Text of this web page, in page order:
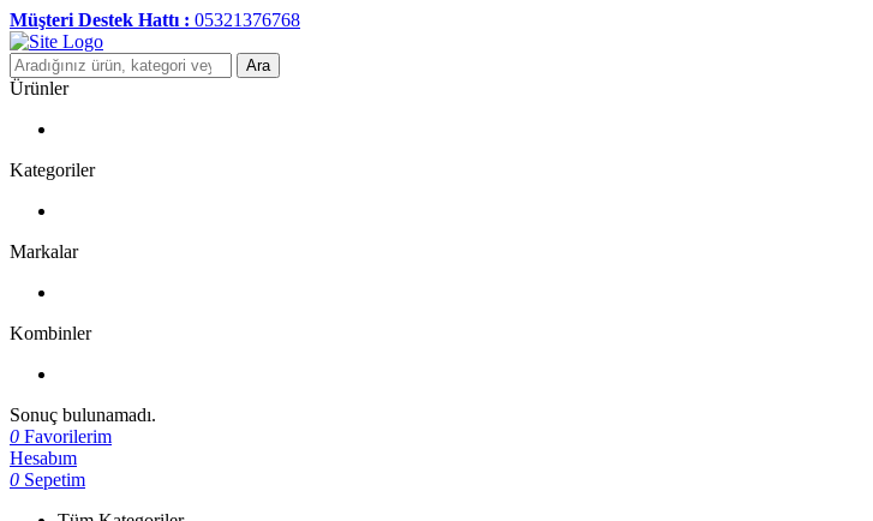
Müşteri Destek Hattı : 05321376768
Ara
Ürünler
Kategoriler
Markalar
Kombinler
Sonuç bulunamadı.
0 Favorilerim
Hesabım
0 Sepetim